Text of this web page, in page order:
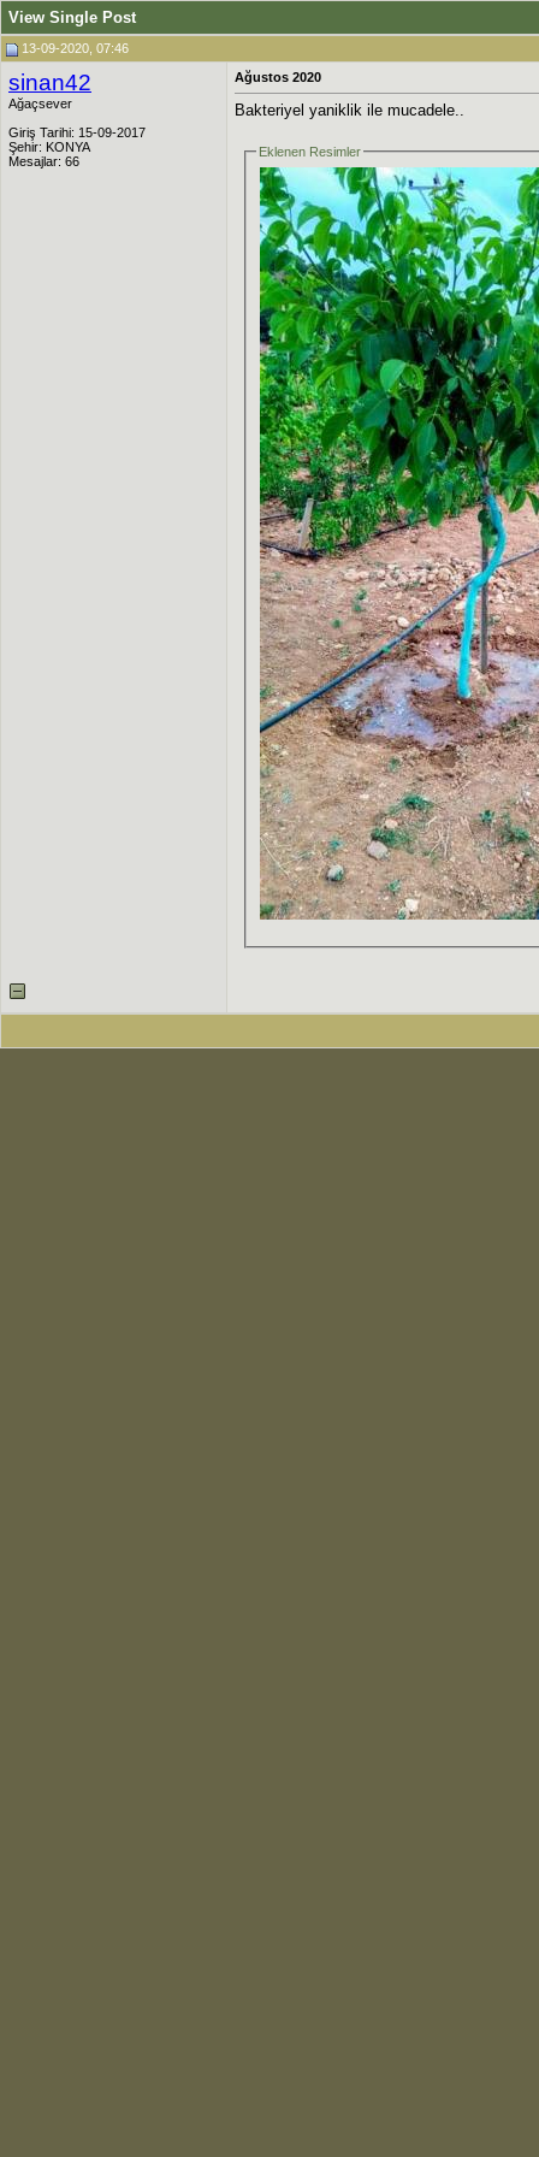
View Single Post
13-09-2020, 07:46
sinan42
Ağaçsever
Giriş Tarihi: 15-09-2017
Şehir: KONYA
Mesajlar: 66
Ağustos 2020
Bakteriyel yaniklik ile mucadele..
Eklenen Resimler